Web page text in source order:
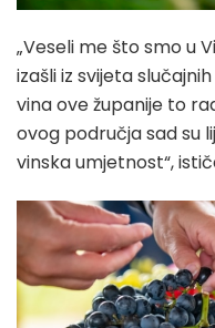
„Veseli me što smo u
izašli iz svijeta
vina ove županije to
ovog područja sad su
vinska umjetnost“,